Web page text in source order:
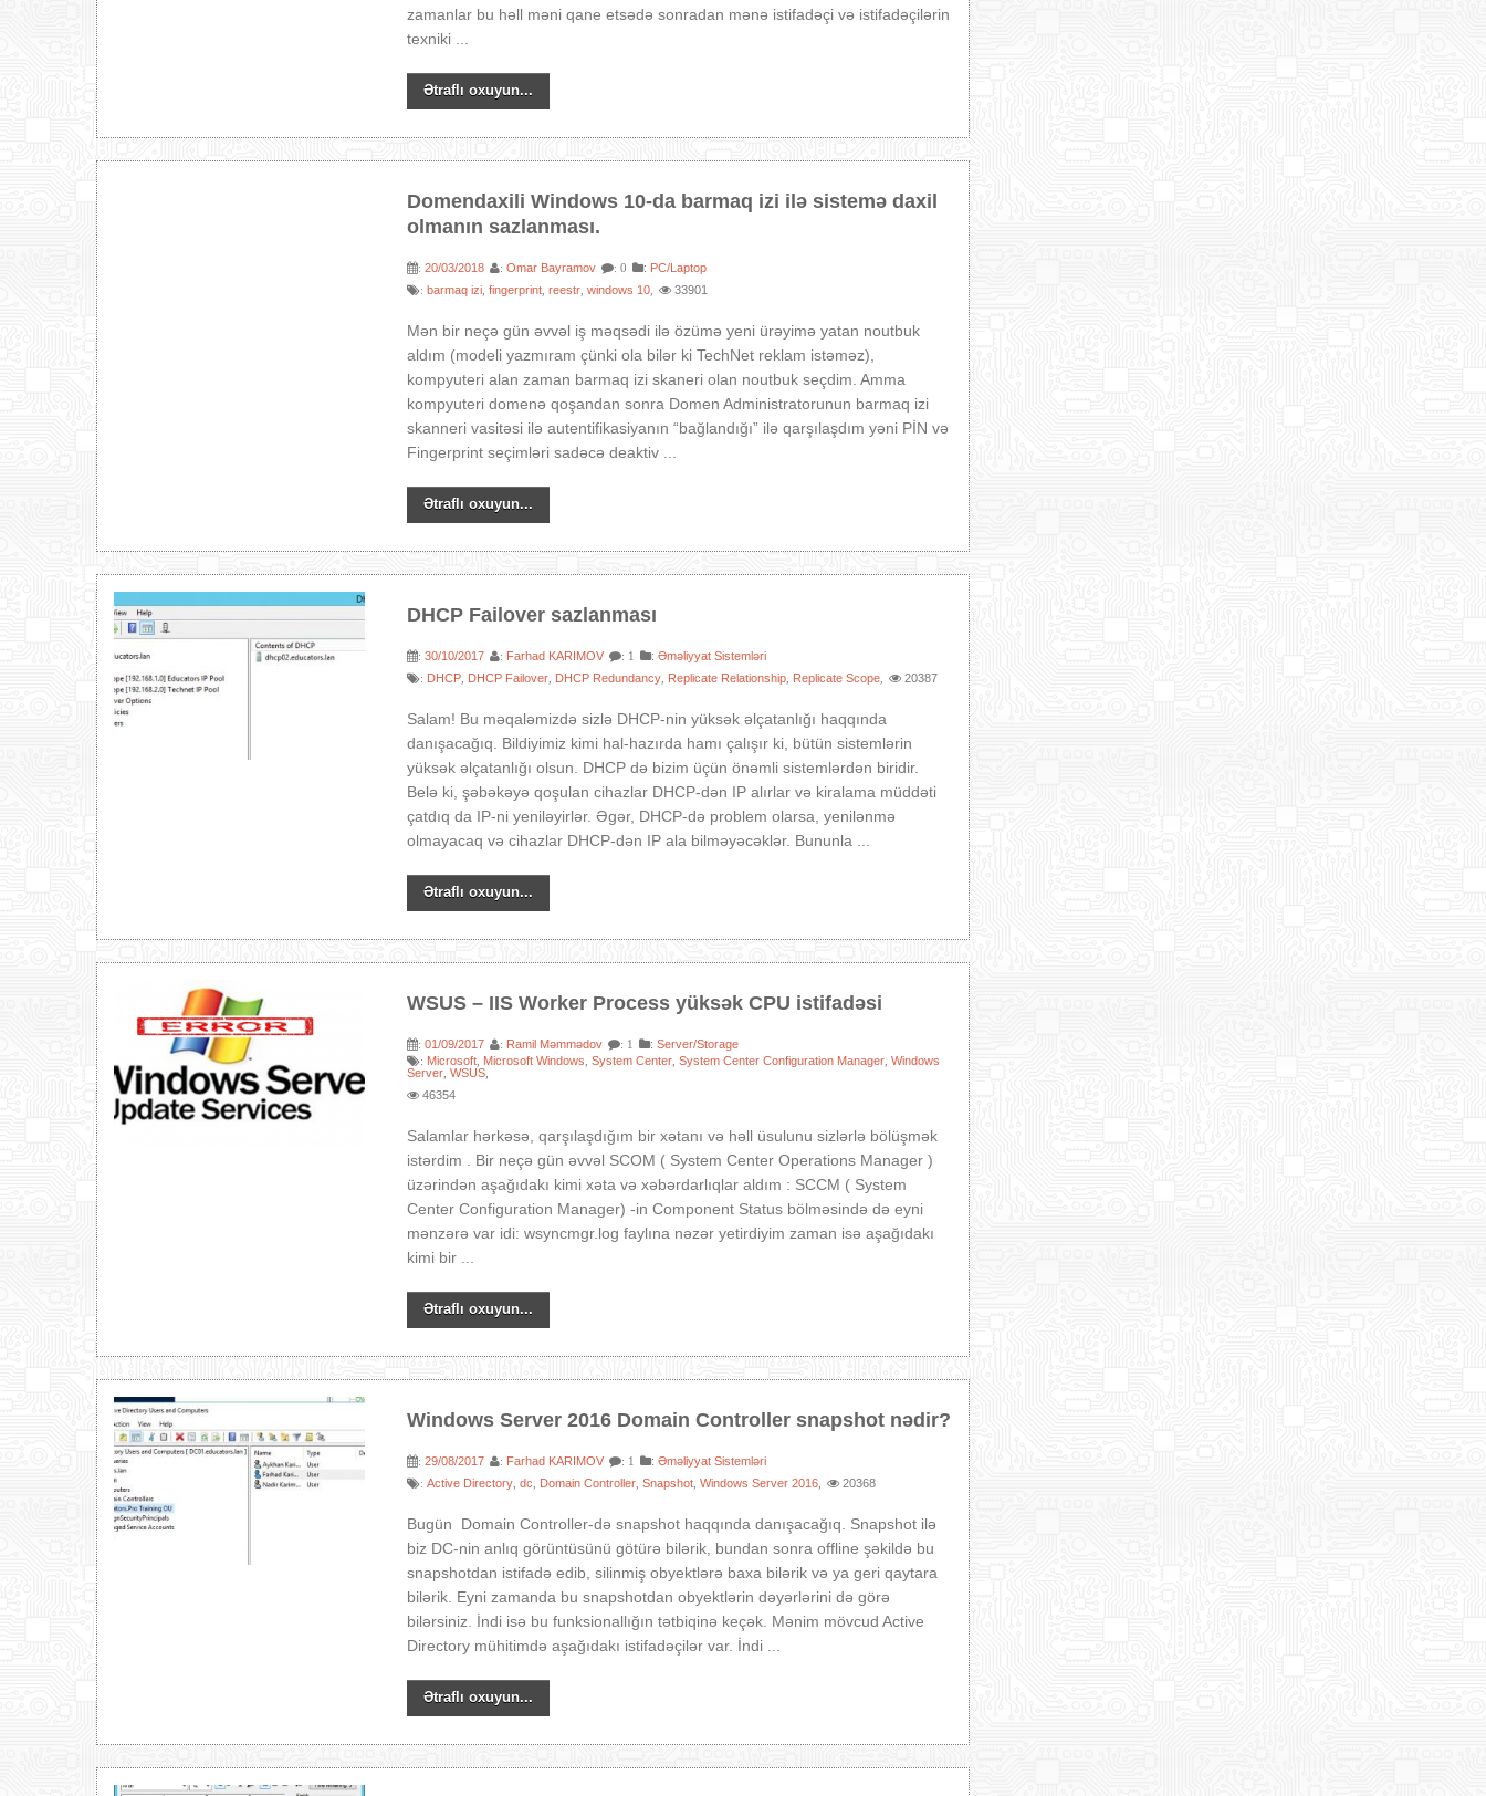
zamanlar bu həll məni qane etsədə sonradan mənə istifadəçi və istifadəçilərin
texniki ...
Ətraflı oxuyun...
Domendaxili Windows 10-da barmaq izi ilə sistemə daxil
olmanın sazlanması.
:20/03/2018 :Omar Bayramov : 0 : PC/Laptop
: barmaq izi ,fingerprint ,reestr ,windows 10 33901
Mən bir neçə gün əvvəl iş məqsədi ilə özümə yeni ürəyimə yatan noutbuk
aldım (modeli yazmıram çünki ola bilər ki TechNet reklam istəməz),
kompyuteri alan zaman barmaq izi skaneri olan noutbuk seçdim. Amma
kompyuteri domenə qoşandan sonra Domen Administratorunun barmaq izi
skanneri vasitəsi ilə autentifikasiyanın “bağlandığı” ilə qarşılaşdım yəni PİN və
Fingerprint seçimləri sadəcə deaktiv ...
Ətraflı oxuyun...
DHCP Failover sazlanması
:30/10/2017 : Farhad KARIMOV : 1 :Əməliyyat Sistemləri
: DHCP DHCP Failover DHCP Redundancy Replicate Relationship Replicate Scope 20387
Salam! Bu məqaləmizdə sizlə DHCP-nin yüksək əlçatanlığı haqqında
danışacağıq. Bildiyimiz kimi hal-hazırda hamı çalışır ki, bütün sistemlərin
yüksək əlçatanlığı olsun. DHCP də bizim üçün önəmli sistemlərdən biridir.
Belə ki, şəbəkəyə qoşulan cihazlar DHCP-dən IP alırlar və kiralama müddəti
çatdıq da IP-ni yeniləyirlər. Əgər, DHCP-də problem olarsa, yenilənmə
olmayacaq və cihazlar DHCP-dən IP ala bilməyəcəklər. Bununla ...
Ətraflı oxuyun...
WSUS – IIS Worker Process yüksək CPU istifadəsi
:01/09/2017 : Ramil Məmmədov : 1 :Server/Storage
: Microsoft Microsoft Windows ,System Center ,System Center Configuration Manager ,Windows
Server ,WSUS
46354
Salamlar hərkəsə, qarşılaşdığım bir xətanı və həll üsulunu sizlərlə bölüşmək
istərdim . Bir neçə gün əvvəl SCOM ( System Center Operations Manager )
üzərindən aşağıdakı kimi xəta və xəbərdarlıqlar aldım : SCCM ( System
Center Configuration Manager) -in Component Status bölməsində də eyni
mənzərə var idi: wsyncmgr.log faylına nəzər yetirdiyim zaman isə aşağıdakı
kimi bir ...
Ətraflı oxuyun...
Windows Server 2016 Domain Controller snapshot nədir?
:29/08/2017 : Farhad KARIMOV : 1 :Əməliyyat Sistemləri
:Active Directory ,dc Domain Controller ,Snapshot ,Windows Server 2016 20368
Bugün Domain Controller-də snapshot haqqında danışacağıq. Snapshot ilə
biz DC-nin anlıq görüntüsünü götürə bilərik, bundan sonra offline şəkildə bu
snapshotdan istifadə edib, silinmiş obyektlərə baxa bilərik və ya geri qaytara
bilərik. Eyni zamanda bu snapshotdan obyektlərin dəyərlərini də görə
bilərsiniz. İndi isə bu funksionallığın tətbiqinə keçək. Mənim mövcud Active
Directory mühitimdə aşağıdakı istifadəçilər var. İndi ...
Ətraflı oxuyun...